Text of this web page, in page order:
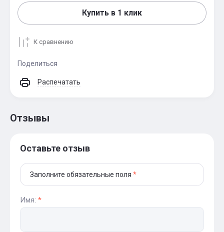
Купить в 1 клик
К сравнению
Поделиться
Распечатать
Отзывы
Оставьте отзыв
Заполните обязательные поля *
Имя: *